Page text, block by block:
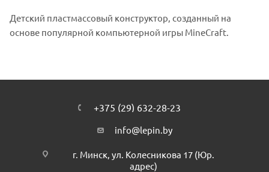
Детский пластмассовый конструктор, созданный на
основе популярной компьютерной игры MineCraft.
+375 (29) 632-28-23
info@lepin.by
г. Минск, ул. Колесникова 17 (Юр.
адрес)